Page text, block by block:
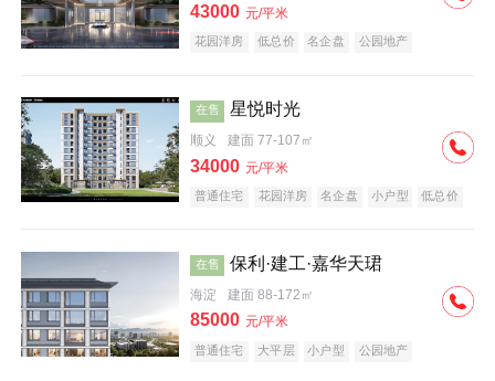
43000 元/平米
花园洋房 低总价 名企盘 公园地产
在售 星悦时光
顺义 建面 77-107㎡
34000 元/平米
普通住宅 花园洋房 名企盘 小户型 低总价
在售 保利·建工·嘉华天珺
海淀 建面 88-172㎡
85000 元/平米
普通住宅 大平层 小户型
公园地产